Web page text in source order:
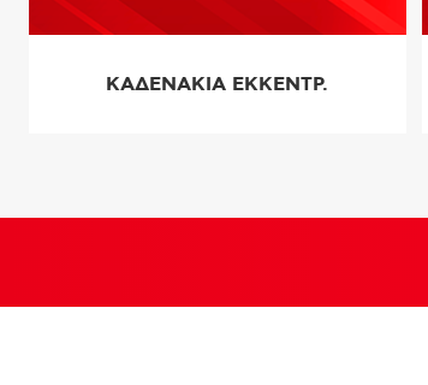
ΚΑΔΕΝΑΚΙΑ ΕΚΚΕΝΤΡ.